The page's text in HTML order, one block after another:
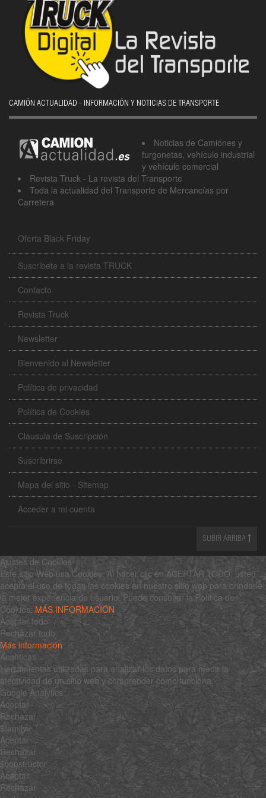
CAMIÓN ACTUALIDAD - INFORMACIÓN Y NOTICIAS DE TRANSPORTE
Noticias de Camiónes y
furgonetas, vehículo industrial
y vehículo comercial
Revista Truck - La revista del Transporte
Toda la actualidad del Transporte de Mercancías por
Carretera
Oferta Black Friday
Suscribete a la revista TRUCK
Contacto
Revista Truck
Newsletter
Bienvenido al Newsletter
Política de privacidad
Política de Cookies
Clausula de Suscripción
Suscribrirse
Mapa del sitio - Sitemap
Acceder a mi cuenta
SUBIR ARRIBA
Ajustes de Cookies
Este sitio Web usa Cookies. Al hacer clic en ACEPTAR TODO, usted
acepta el uso de todas las cookies en nuestro sitio web para brindarle
la mejor experiencia de usuario. Puede consultar la Política de
Cookies: MÁS INFORMACIÓN
Aceptar todo
Rechazar todo
Más información
Analíticas
Herramientas utilizadas para analizar los datos para medir la
efectividad de un sitio web y comprender cómo funciona.
Google Analytics
Aceptar
Rechazar
$family
Aceptar
Rechazar
$constructor
Aceptar
Rechazar